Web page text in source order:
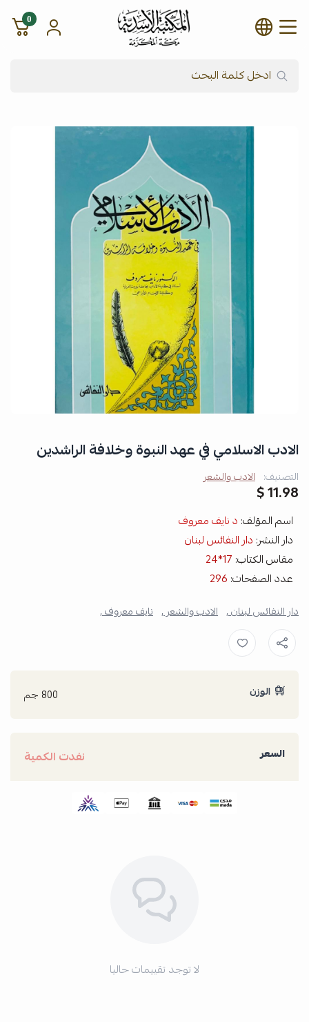
شركة المكتبة الأسدية للنشر
0
الادب الاسلامي في عهد النبوة وخلافة الراشدين
التصنيف: الادب والشعر
11.98 $
اسم المؤلف: د نايف معروف
دار النشر: دار النفائس لبنان
مقاس الكتاب: 17*24
عدد الصفحات: 296
دار النفائس لبنان , الادب والشعر , نايف معروف ,
الوزن 800 جم
السعر نفدت الكمية
لا توجد تقييمات حاليا